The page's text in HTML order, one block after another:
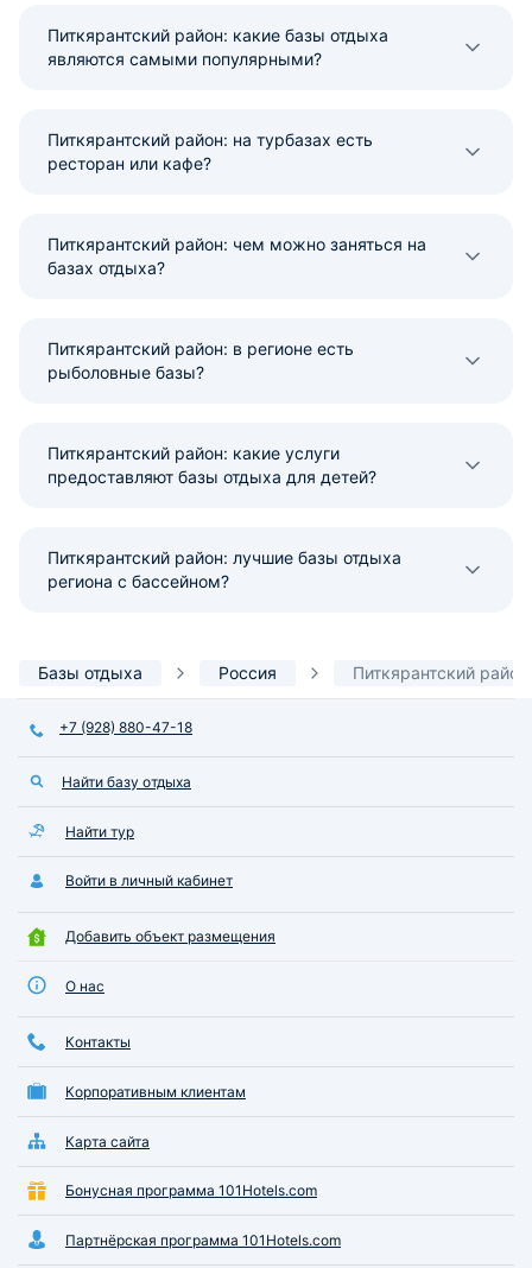
Питкярантский район: какие базы отдыха
являются самыми популярными?
Питкярантский район: на турбазах есть
ресторан или кафе?
Питкярантский район: чем можно заняться на
базах отдыха?
Питкярантский район: в регионе есть
рыболовные базы?
Питкярантский район: какие услуги
предоставляют базы отдыха для детей?
Питкярантский район: лучшие базы отдыха
региона с бассейном?
Базы отдыха Россия Питкярантский район
+7 (928) 880-47-18
Найти базу отдыха
Найти тур
Войти в личный кабинет
Добавить объект размещения
О нас
Контакты
Корпоративным клиентам
Карта сайта
Бонусная программа 101Hotels.com
Партнёрская программа 101Hotels.com